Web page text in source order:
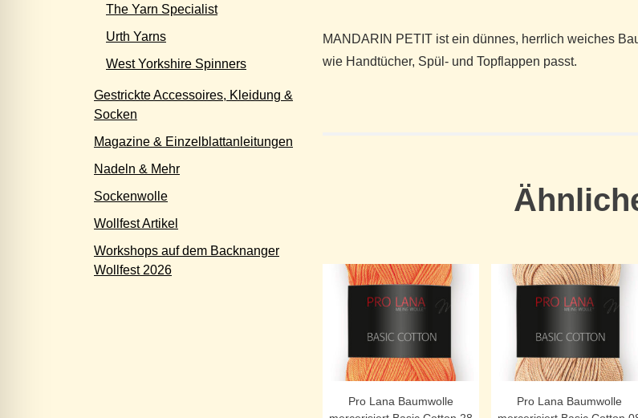
MANDARIN PETIT ist ein dünnes, herrlich weiches
wie Handtücher, Spül- und Topflappen passt.
Pro Lana Baumwolle
Pro Lana Baumwolle
The Yarn Specialist
Urth Yarns
West Yorkshire Spinners
Gestrickte Accessoires, Kleidung &
Socken
Magazine & Einzelblattanleitungen
Nadeln & Mehr
Sockenwolle
Wollfest Artikel
Workshops auf dem Backnanger
Wollfest 2026